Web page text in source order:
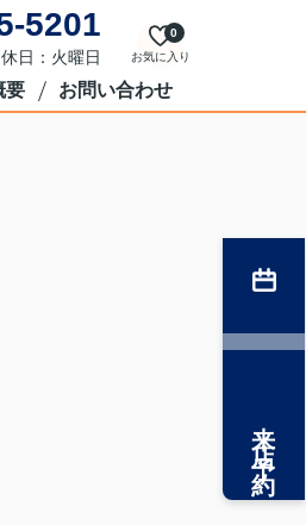
5201
日：火曜日 お気に入り
0
要 お問い合わせ
来店予約